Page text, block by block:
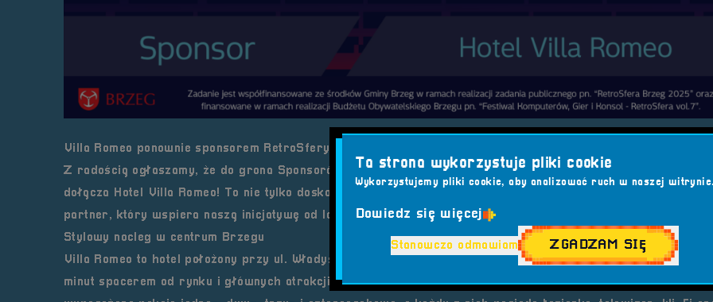
Villa Romeo ponownie sponsorem RetroSfery vol.7
Z radością ogłaszamy, że do grona Sponsorów Festiwalu Komputerów, Gier i Konsol –RetroSfera vol.7
dołącza
Hotel Villa Romeo! To nie tylko doskonałe miejsce na nocleg podczas festiwalu, ale także sprawdzony
partner, który wspiera naszą inicjatywę od lat.
Stylowy nocleg w centrum Brzegu
Villa Romeo to hotel położony przy ul. Władysława Łokietka 26 – w cichej, zielonej części Brzegu, zaledwie
minut spacerem od rynku i głównych atrakcji turystycznych miasta. Obiekt oferuje eleganckie, komfortowo
Ta strona wykorzystuje pliki cookie
Wykorzystujemy pliki cookie, aby analizować ruch w naszej witrynie.
Dowiedz się więcej
Stanowczo odmawiam ZGADZAM SIĘ